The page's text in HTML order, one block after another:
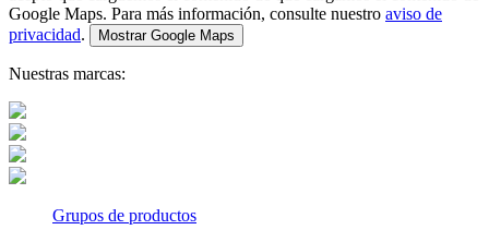
Google Maps. Para más información, consulte nuestro aviso de
privacidad. Mostrar Google Maps
Nuestras marcas:
Grupos de productos